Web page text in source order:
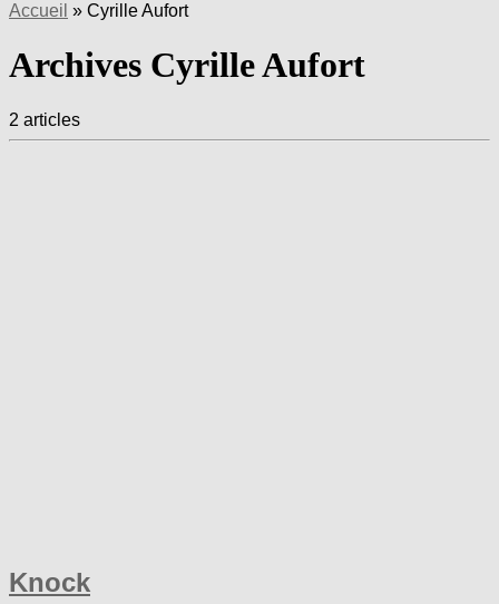
Accueil » Cyrille Aufort
Archives Cyrille Aufort
2 articles
Knock